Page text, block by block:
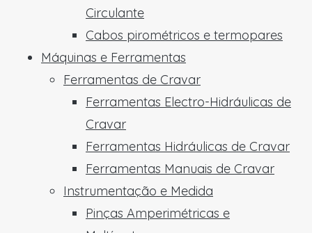
Circulante
Cabos pirométricos e termopares
Máquinas e Ferramentas
Ferramentas de Cravar
Ferramentas Electro-Hidráulicas de
Cravar
Ferramentas Hidráulicas de Cravar
Ferramentas Manuais de Cravar
Instrumentação e Medida
Pinças Amperimétricas e